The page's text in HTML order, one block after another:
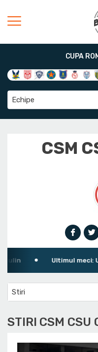
CUPA
Echipe
CSM
Ultimul meci: U BT
Stiri
STIRI CSM CSU